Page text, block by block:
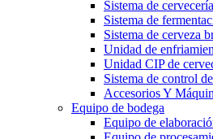
Sistema de cervecería
Sistema de
Sistema de cerveza
Unidad de
Unidad CIP de
Sistema de control
Accesorios Y
Equipo de bodega
Equipo de